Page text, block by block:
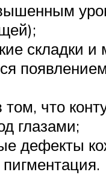
складки
что
глазами;
дефекты